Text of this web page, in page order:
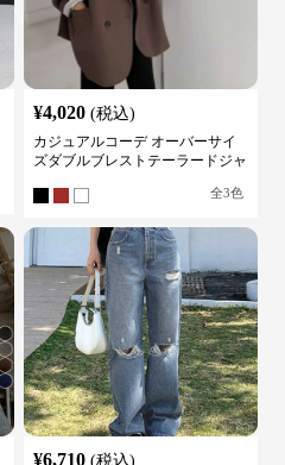
¥4,020 (税込)
カジュアルコーデ オーバーサイ
ズダブルブレストテーラードジャ
全3色
¥6,710 (税込)